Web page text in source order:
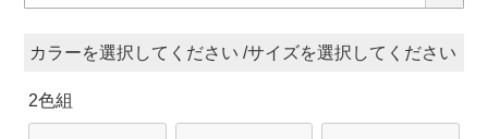
カラー サイズ
2色組